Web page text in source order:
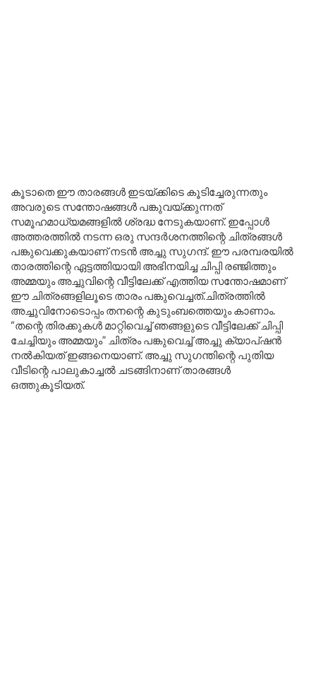
കൂടാതെ ഈ താരങ്ങൾ ഇടയ്ക്കിടെ കൂടിച്ചേരുന്നതും
അവരുടെ സന്തോഷങ്ങൾ പങ്കുവയ്ക്കുന്നത്
സമൂഹമാധ്യമങ്ങളിൽ ശ്രദ്ധ നേടുകയാണ്. ഇപ്പോൾ
അത്തരത്തിൽ നടന്ന ഒരു സന്ദർശനത്തിന്റെ ചിത്രങ്ങൾ
പങ്കുവെക്കുകയാണ് നടൻ അച്ചു സുഗന്ദ്. ഈ പരമ്പരയിൽ
താരത്തിന്റെ ഏട്ടത്തിയായി അഭിനയിച്ച ചിപ്പി രഞ്ജിത്തും
അമ്മയും അച്ചുവിന്റെ വീട്ടിലേക്ക് എത്തിയ സന്തോഷമാണ്
ഈ ചിത്രങ്ങളിലൂടെ താരം പങ്കുവെച്ചത്.ചിത്രത്തിൽ
അച്ചുവിനോടൊപ്പം തനന്റെ കുടുംബത്തെയും കാണാം.
“തന്റെ തിരക്കുകൾ മാറ്റിവെച്ച് ഞങ്ങളുടെ വീട്ടിലേക്ക് ചിപ്പി
ചേച്ചിയും അമ്മയും” ചിത്രം പങ്കുവെച്ച് അച്ചു ക്യാപ്ഷൻ
നൽകിയത് ഇങ്ങനെയാണ്. അച്ചു സുഗന്തിന്റെ പുതിയ
വീടിന്റെ പാലുകാച്ചൽ ചടങ്ങിനാണ് താരങ്ങൾ
ഒത്തുകൂടിയത്.